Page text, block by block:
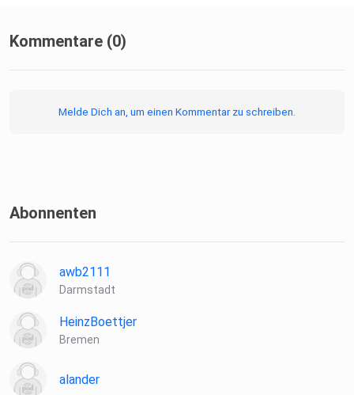
Kommentare (0)
Melde Dich an, um einen Kommentar zu schreiben.
Abonnenten
awb2111
Darmstadt
HeinzBoettjer
Bremen
alander